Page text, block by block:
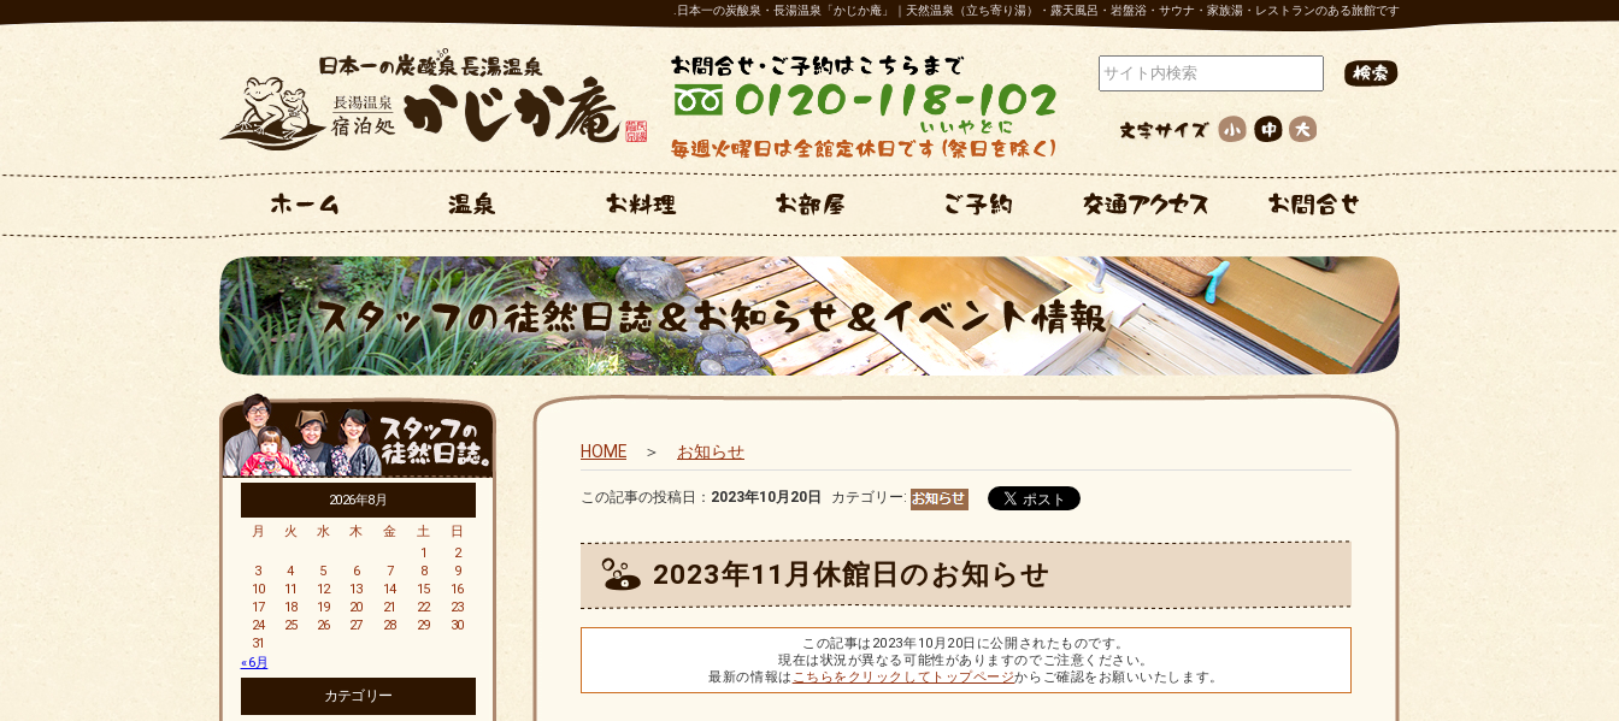
.日本一の炭酸泉・長湯温泉「かじか庵」｜天然温泉（立ち寄り湯）・露天風呂・岩盤浴・サウナ・家族湯・レストランのある旅館です
2026年8月
月
火 水 木 金 土
日
1
2
3
4 5 6 7 8
9
10
11 12 13 14 15
16
17
18 19 20 21 22
23
24
25 26 27 28 29
30
31
« 6月
カテゴリー
HOME ＞ お知らせ
この記事の投稿日： 2023年10月20日 カテゴリー:
2023年11月休館日のお知らせ
この記事は2023年10月20日に公開されたものです。
現在は状況が異なる可能性がありますのでご注意ください。
最新の情報は こちらをクリックしてトップページからご確認をお願いいたします。